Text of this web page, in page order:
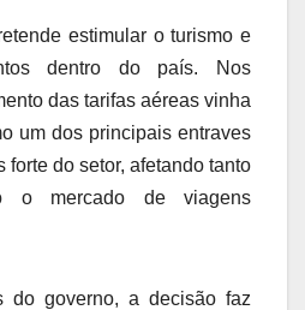
estimular o turismo e
dentro do país. Nos
das tarifas aéreas vinha
um dos principais entraves
forte do setor, afetando tanto
o mercado de viagens
do governo, a decisão faz